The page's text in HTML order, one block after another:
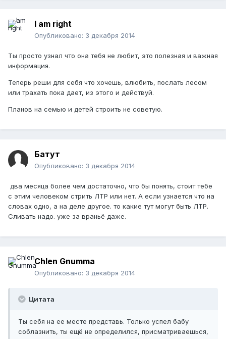
I am right
Опубликовано: 3 декабря 2014
Ты просто узнал что она тебя не любит, это полезная и важная
информация.
Теперь реши для себя что хочешь, влюбить, послать лесом
или трахать пока дает, из этого и действуй.
Планов на семью и детей строить не советую.
Батут
Опубликовано: 3 декабря 2014
два месяца более чем достаточно, что бы понять, стоит тебе
с этим человеком стрить ЛТР или нет. А если узнается что на
словах одно, а на деле другое. то какие тут могут быть ЛТР.
Сливать надо. уже за враньё даже.
Chlen Gnumma
Опубликовано: 3 декабря 2014
Цитата
Ты себя на ее месте представь. Только успел бабу
соблазнить, ты ещё не определился, присматриваешься,